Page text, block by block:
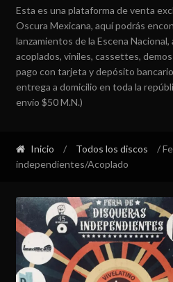
Esta es una plataforma de venta
Oscura Mexicana, aquí podrás
lanzamientos de la Escena Nacional,
acoplados, viniles, cassettes,
pago con tarjeta y depósito
entrega a domicilio en toda la
envío $50 M.N.)
Inicio / Todos los discos
/
independientes/Acoplado